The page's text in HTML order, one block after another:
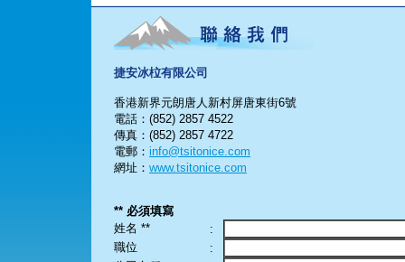
捷安冰柆有限公司
香港新界元朗唐人新村屏唐東街6號
電話：(852) 2857 4522
傳真：(852) 2857 4722
電郵： info@tsitonice.com
網址： www.tsitonice.com
** 必須填寫
姓名 **
:
職位
: